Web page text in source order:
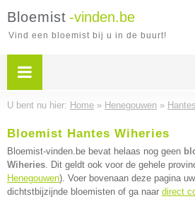
Bloemist -vinden.be
Vind een bloemist bij u in de buurt!
U bent nu hier: Home » Henegouwen »
Bloemist Hantes Wiheries
Bloemist-vinden.be bevat helaas nog geen
Wiheries. Dit geldt ook voor de gehele
Henegouwen). Voer bovenaan deze pagina
dichtstbijzijnde bloemisten of ga naar direct